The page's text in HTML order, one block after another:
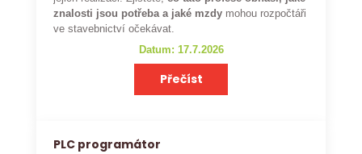
znalosti jsou potřeba a jaké mzdy mohou rozpočtáři
ve stavebnictví očekávat.
Datum: 17.7.2026
Přečíst
PLC programátor